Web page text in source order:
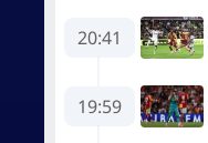
20:41
19:59